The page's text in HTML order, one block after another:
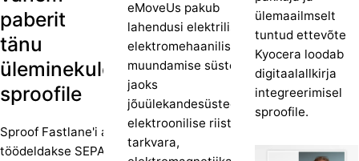
paberit
tänu
üleminekule
sproofile
Sproof Fastlane'i abil
töödeldakse SEPA
eMoveUs pakub
lahendusi elektriliste ja
elektromehaaniliste jõu
muundamise süsteemide
jaoks
jõuülekandesüsteemides
elektroonilise riistvara,
tarkvara,
ülemaailmselt
tuntud ettevõte
Kyocera loodab
digitaalallkirja
integreerimisel
sproofile.